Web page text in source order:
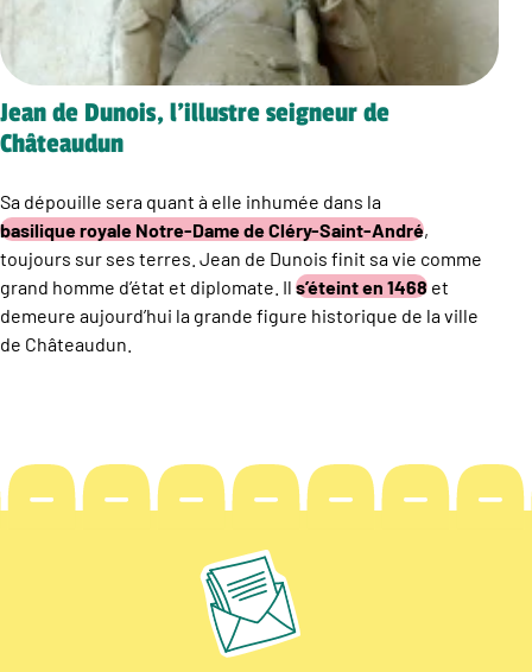
Jean de Dunois, l’illustre seigneur de
Châteaudun
Sa dépouille sera quant à elle inhumée dans la
basilique royale Notre-Dame de Cléry-Saint-André,
toujours sur ses terres. Jean de Dunois finit sa vie comme
grand homme d’état et diplomate. Il s’éteint en 1468 et
demeure aujourd’hui la grande figure historique de la ville
de Châteaudun.